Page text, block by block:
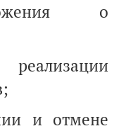
о
и отмене